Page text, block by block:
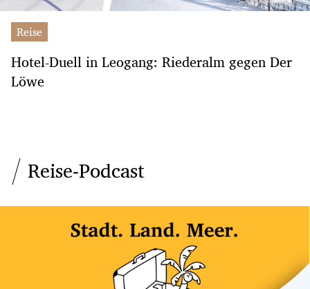
Reise
Hotel-Duell in Leogang: Riederalm gegen Der
Löwe
Reise-Podcast